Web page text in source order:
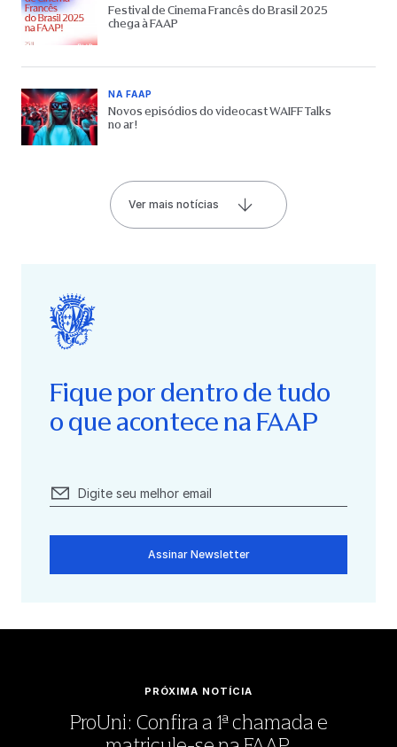
Festival de Cinema Francês do Brasil 2025
chega à FAAP
NA FAAP
Novos episódios do videocast WAIFF Talks
no ar!
Ver mais notícias
Fique por dentro de tudo
o que acontece na FAAP
Assinar Newsletter
PRÓXIMA NOTÍCIA
ProUni: Confira a 1ª chamada e